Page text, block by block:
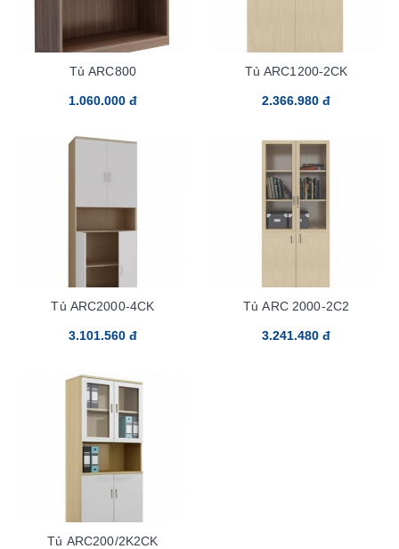
Tủ ARC800
1.060.000 đ
Tủ ARC1200-2CK
2.366.980 đ
Tủ ARC2000-4CK
3.101.560 đ
Tủ ARC 2000-2C2
3.241.480 đ
Tủ ARC200/2K2CK